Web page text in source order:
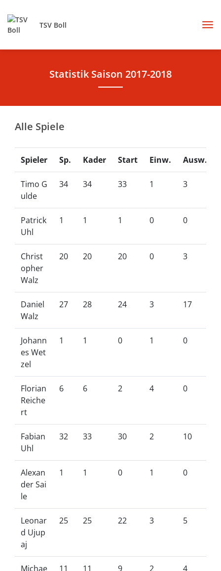
TSV Boll
Statistik Saison 2017-2018
Alle Spiele
Spieler Sp. Kader Start Einw. Ausw.
Timo G
ulde
34 34 33 1 3
Patrick
Uhl
1 1 1 0 0
Christ
opher
Walz
20 20 20 0 3
Daniel
Walz
27 28 24 3 17
Johann
es Wet
zel
1 1 0 1 0
Florian
Reiche
rt
6 6 2 4 0
Fabian
Uhl
32 33 30 2 10
Alexan
der Sai
le
1 1 0 1 0
Leonar
d Ujup
aj
25 25 22 3 5
Michae
11 11 9 2 4